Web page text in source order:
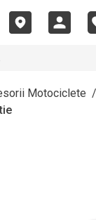
Motociclete /